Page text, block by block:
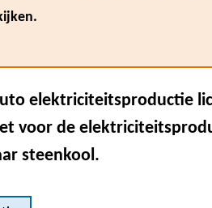
elektriciteitsproductie
voor de
steenkool.